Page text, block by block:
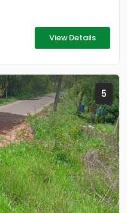
View Details
5